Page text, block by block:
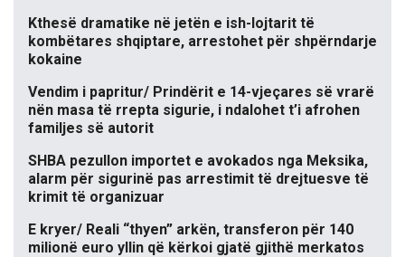
Kthesë dramatike në jetën e ish-lojtarit të
kombëtares shqiptare, arrestohet për shpërndarje
kokaine
Vendim i papritur/ Prindërit e 14-vjeçares së vrarë
nën masa të rrepta sigurie, i ndalohet t’i afrohen
familjes së autorit
SHBA pezullon importet e avokados nga Meksika,
alarm për sigurinë pas arrestimit të drejtuesve të
krimit të organizuar
E kryer/ Reali “thyen” arkën, transferon për 140
milionë euro yllin që kërkoi gjatë gjithë merkatos